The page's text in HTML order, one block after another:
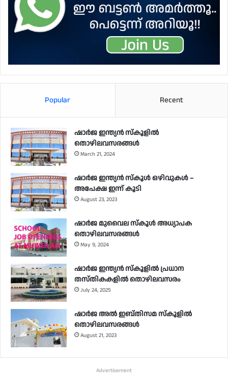
Popular Recent
ഷാർജ ഇന്ത്യൻ സ്കൂളിൽ
തൊഴിലവസരങ്ങൾ
March 21, 2024
ഷാർജ ഇന്ത്യൻ സ്‌കൂൾ ഒഴിവുകൾ –
അപേക്ഷ ഇന്ന് കൂടി
August 23, 2023
ഷാർജ മുവൈല സ്‌കൂൾ അധ്യാപക
തൊഴിലവസരങ്ങൾ
May 9, 2024
ഷാർജ ഇന്ത്യൻ സ്‌കൂളിൽ പ്രധാന
തസ്തികകളിൽ തൊഴിലവസരം
July 24, 2025
ഷാർജ അൽ ഇബ്തിസമ സ്‌കൂളിൽ
തൊഴിലവസരങ്ങൾ
August 21, 2023
Advertisement